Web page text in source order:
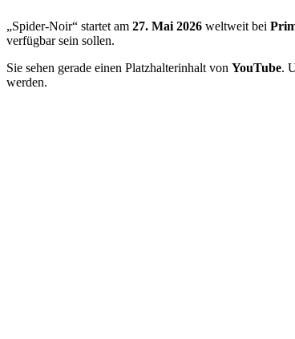
„Spider-Noir“ startet am 27. Mai 2026 weltweit bei
verfügbar sein sollen.
Sie sehen gerade einen Platzhalterinhalt von YouTube.
werden.